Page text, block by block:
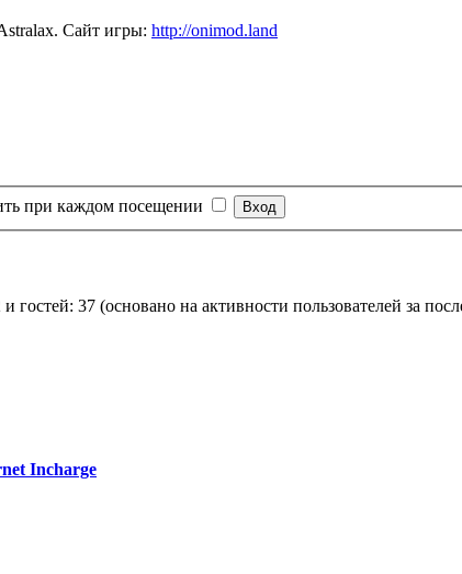
Сайт игры: http://onimod.land
при каждом посещении
гостей: 37 (основано на активности пользователей за
Incharge